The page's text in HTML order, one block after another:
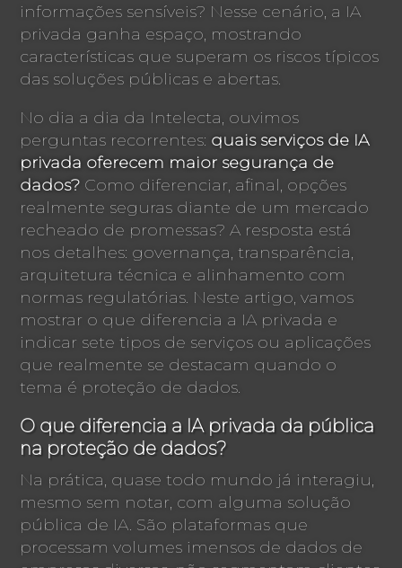
informações sensíveis? Nesse cenário, a IA
privada ganha espaço, mostrando
características que superam os riscos típicos
das soluções públicas e abertas.
No dia a dia da Intelecta, ouvimos
perguntas recorrentes: quais serviços de IA
privada oferecem maior segurança de
dados? Como diferenciar, afinal, opções
realmente seguras diante de um mercado
recheado de promessas? A resposta está
nos detalhes: governança, transparência,
arquitetura técnica e alinhamento com
normas regulatórias. Neste artigo, vamos
mostrar o que diferencia a IA privada e
indicar sete tipos de serviços ou aplicações
que realmente se destacam quando o
tema é proteção de dados.
O que diferencia a IA privada da pública
na proteção de dados?
Na prática, quase todo mundo já interagiu,
mesmo sem notar, com alguma solução
pública de IA. São plataformas que
processam volumes imensos de dados de